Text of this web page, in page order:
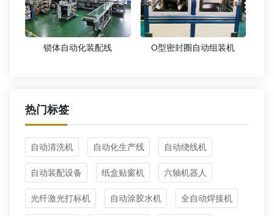
锁体自动化装配线 O型密封圈自动组装机
热门标签
自动清洗机 自动化生产线 自动绕线机
自动装配设备 纸盒贴窗机 六轴机器人
光纤激光打标机 自动涂胶水机 全自动焊接机